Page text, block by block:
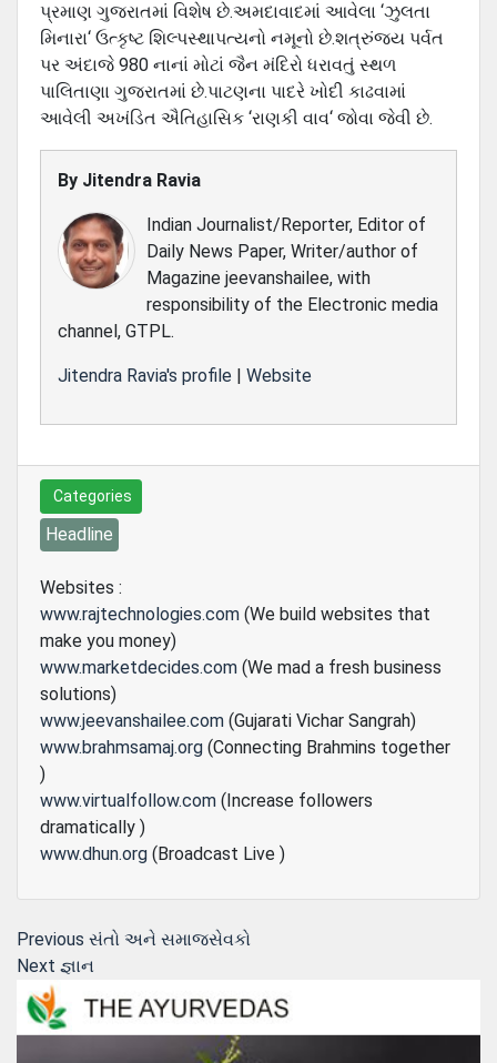
પ્રમાણ ગુજરાતમાં વિશેષ છે.અમદાવાદમાં આવેલા ‘ઝુલતા
મિનારા‘ ઉત્‍કૃષ્‍ટ શિલ્‍પસ્‍થાપત્‍યનો નમૂનો છે.શત્રુંજ્ય પર્વત
પર અંદાજે 980 નાનાં મોટાં જૈન મંદિરો ધરાવતું સ્‍થળ
પાલિતાણા ગુજરાતમાં છે.પાટણના પાદરે ખોદી કાઢવામાં
આવેલી અખંડિત ઐતિહાસિક ‘રાણકી વાવ‘ જોવા જેવી છે.
By Jitendra Ravia
Indian Journalist/Reporter, Editor of
Daily News Paper, Writer/author of
Magazine jeevanshailee, with
responsibility of the Electronic media
channel, GTPL.
Jitendra Ravia's profile | Website
Categories
Headline
Websites :
www.rajtechnologies.com (We build websites that
make you money)
www.marketdecides.com (We mad a fresh business
solutions)
www.jeevanshailee.com (Gujarati Vichar Sangrah)
www.brahmsamaj.org (Connecting Brahmins together
)
www.virtualfollow.com (Increase followers
dramatically )
www.dhun.org (Broadcast Live )
Post
navigation
Previous Previous
post:
સંતો અને સમાજસેવકો
Next Next
જ્ઞાન